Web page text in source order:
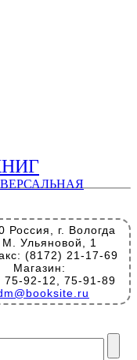
Россия, г. Вологда
М. Ульяновой, 1
(8172) 21-17-69
Магазин:
75-92-12, 75-91-89